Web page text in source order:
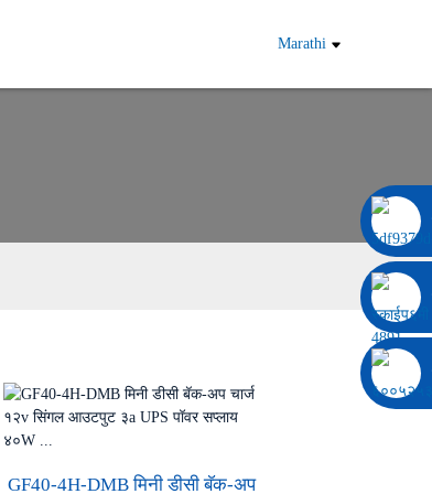
Marathi
GF40-4H-DMB मिनी डीसी बॅक-अप